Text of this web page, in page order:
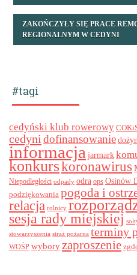
ZAKOŃCZYŁY SIĘ PRACE
REGIONALNYM W CEDYNI
#tagi
cedyński klub rowerowy
cedyni dofinansowanie
informacja jarmark
konkurskoronawirus
Niepodległości odpady odra ops Osinów
podziękowania pogoda i
relacja rolnicy
sesja rady miejskiej
stowarzyszenia straż pożarna terminy
WOŚP wyboryzaproszenie